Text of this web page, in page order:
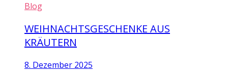
Blog
WEIHNACHTSGESCHENKE AUS
KRÄUTERN
8. Dezember 2025